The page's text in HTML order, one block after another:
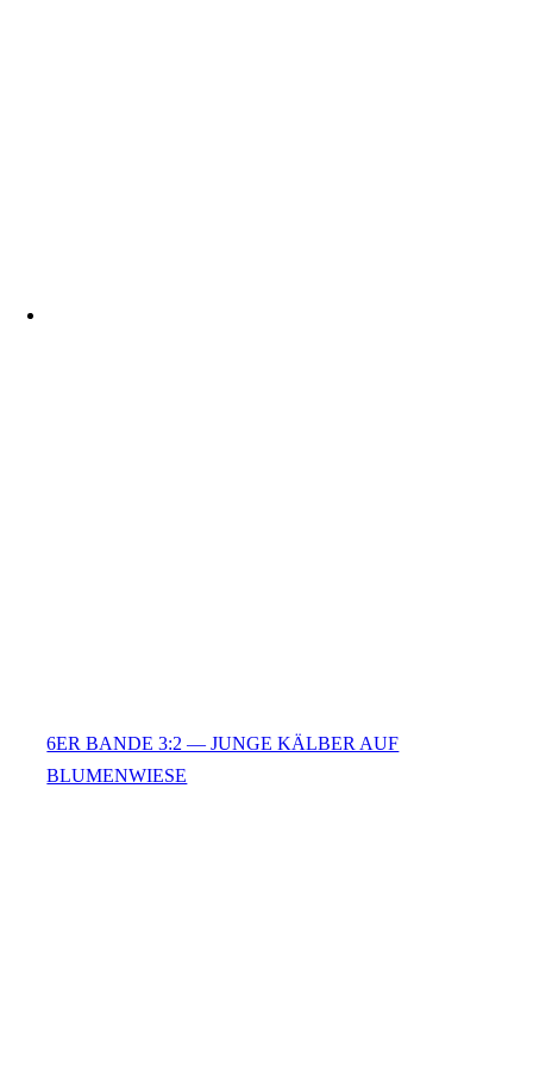
6ER BANDE 3:2 — JUNGE KÄLBER AUF
BLUMENWIESE